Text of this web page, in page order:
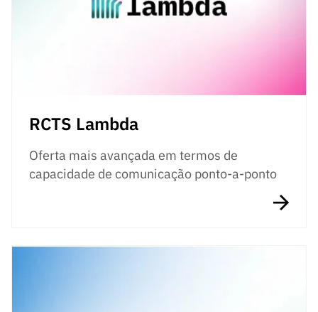
RCTS Lambda
Oferta mais avançada em termos de
capacidade de comunicação ponto-a-ponto